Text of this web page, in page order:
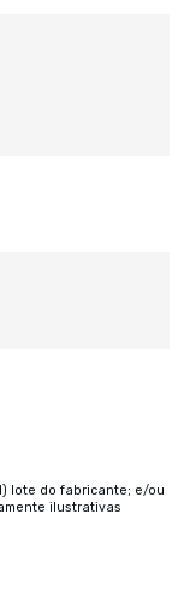
lote do fabricante; e/ou
ilustrativas